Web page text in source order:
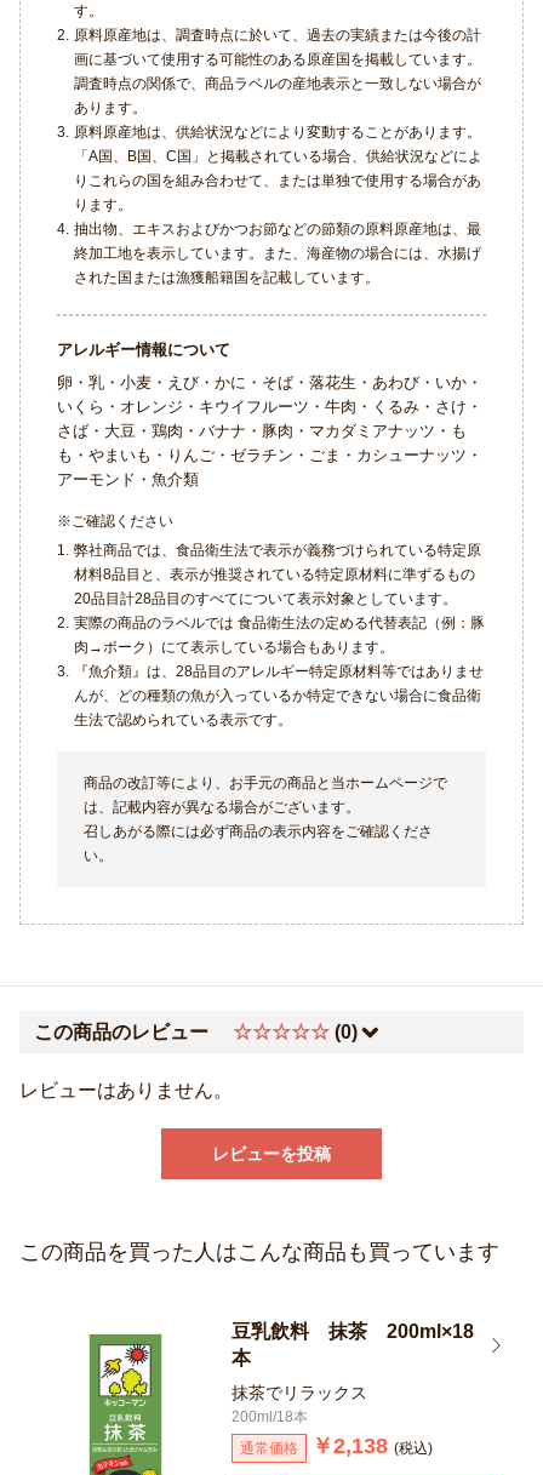
す。
2. 原料原産地は、調査時点に於いて、過去の実績または今後の計
画に基づいて使用する可能性のある原産国を掲載しています。
調査時点の関係で、商品ラベルの産地表示と一致しない場合が
あります。
3. 原料原産地は、供給状況などにより変動することがあります。
「A国、B国、C国」と掲載されている場合、供給状況などによ
りこれらの国を組み合わせて、または単独で使用する場合があ
ります。
4. 抽出物、エキスおよびかつお節などの節類の原料原産地は、最
終加工地を表示しています。また、海産物の場合には、水揚げ
された国または漁獲船籍国を記載しています。
アレルギー情報について
卵・乳・小麦・えび・かに・そば・落花生・あわび・いか・
いくら・オレンジ・キウイフルーツ・牛肉・くるみ・さけ・
さば・大豆・鶏肉・バナナ・豚肉・マカダミアナッツ・も
も・やまいも・りんご・ゼラチン・ごま・カシューナッツ・
アーモンド・魚介類
※ご確認ください
1. 弊社商品では、食品衛生法で表示が義務づけられている特定原
材料8品目と、表示が推奨されている特定原材料に準ずるもの
20品目計28品目のすべてについて表示対象としています。
2. 実際の商品のラベルでは 食品衛生法の定める代替表記（例：豚
肉→ポーク）にて表示している場合もあります。
3.
『魚介類』は、28品目のアレルギー特定原材料等ではありませ
んが、どの種類の魚が入っているか特定できない場合に食品衛
生法で認められている表示です。
商品の改訂等により、お手元の商品と当ホームページで
は、記載内容が異なる場合がございます。
召しあがる際には必ず商品の表示内容をご確認くださ
い。
この商品のレビュー ☆☆☆☆☆ (0)
レビューはありません。
レビューを投稿
この商品を買った人はこんな商品も買っています
豆乳飲料 抹茶 200ml×18
本
抹茶でリラックス
200ml/18本
通常価格
￥2,138 (税込)